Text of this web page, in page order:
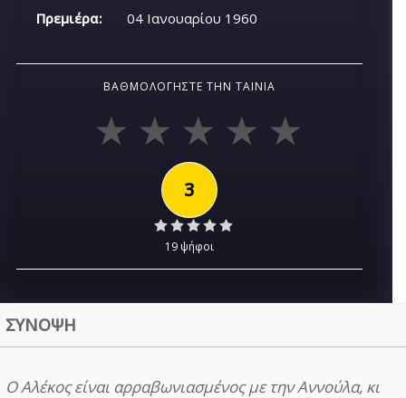
Πρεμιέρα:
04 Ιανουαρίου 1960
ΒΑΘΜΟΛΟΓΉΣΤΕ ΤΗΝ ΤΑΙΝΊΑ
3
19 ψήφοι
ΣΥΝΟΨΗ
Ο Αλέκος είναι αρραβωνιασμένος με την Αννούλα, κι